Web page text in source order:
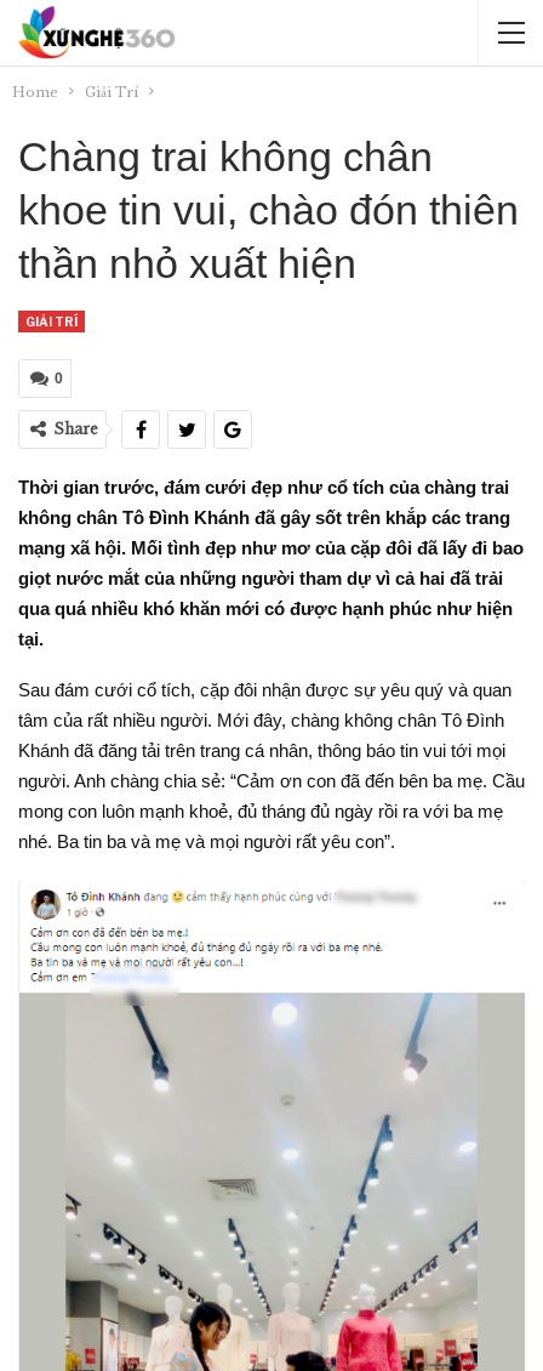
Home Giải Trí
Chàng trai không chân
khoe tin vui, chào đón thiên
thần nhỏ xuất hiện
GIẢI TRÍ
0
Share
Thời gian trước, đám cưới đẹp như cổ tích của chàng trai
không chân Tô Đình Khánh đã gây sốt trên khắp các trang
mạng xã hội. Mối tình đẹp như mơ của cặp đôi đã lấy đi bao
giọt nước mắt của những người tham dự vì cả hai đã trải
qua quá nhiều khó khăn mới có được hạnh phúc như hiện
tại.
Sau đám cưới cổ tích, cặp đôi nhận được sự yêu quý và quan
tâm của rất nhiều người. Mới đây, chàng không chân Tô Đình
Khánh đã đăng tải trên trang cá nhân, thông báo tin vui tới mọi
người. Anh chàng chia sẻ: “Cảm ơn con đã đến bên ba mẹ. Cầu
mong con luôn mạnh khoẻ, đủ tháng đủ ngày rồi ra với ba mẹ
nhé. Ba tin ba và mẹ và mọi người rất yêu con”.